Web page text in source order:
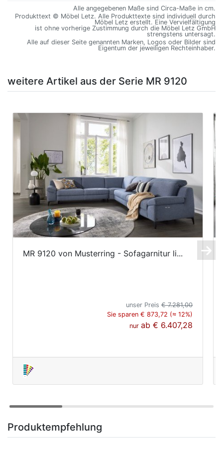
Alle angegebenen Maße sind Circa-Maße in cm.
Produkttext © Möbel Letz. Alle Produkttexte sind individuell durch
Möbel Letz erstellt. Eine Vervielfältigung
ist ohne vorherige Zustimmung durch die Möbel Letz GmbH
strengstens untersagt.
Alle auf dieser Seite genannten Marken, Logos oder Bilder sind
Eigentum der jeweiligen Rechteinhaber.
weitere Artikel aus der Serie MR 9120
MR 9120 von Musterring - Sofagarnitur li...
unser Preis€ 7.281,00
Sie sparen € 873,72 (≈ 12%)
nurab€ 6.407,28
Produktempfehlung